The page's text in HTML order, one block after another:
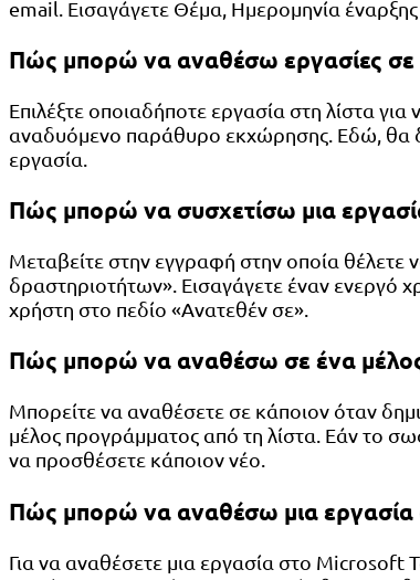
email. Εισαγάγετε Θέμα, Ημερομηνία έναρξης
Πώς μπορώ να αναθέσω εργασίες σε
Επιλέξτε οποιαδήποτε εργασία στη λίστα
αναδυόμενο παράθυρο εκχώρησης. Εδώ, θα
εργασία.
Πώς μπορώ να συσχετίσω μια
Μεταβείτε στην εγγραφή στην οποία θέλετε
δραστηριοτήτων». Εισαγάγετε έναν ενεργό
χρήστη στο πεδίο «Ανατεθέν σε».
Πώς μπορώ να αναθέσω σε ένα μέλος
Μπορείτε να αναθέσετε σε κάποιον όταν
μέλος προγράμματος από τη λίστα. Εάν το
να προσθέσετε κάποιον νέο.
Πώς μπορώ να αναθέσω μια
Για να αναθέσετε μια εργασία στο Microsoft